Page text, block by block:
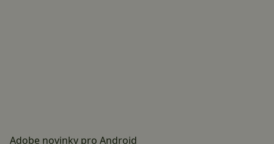
Adobe novinky pro Android